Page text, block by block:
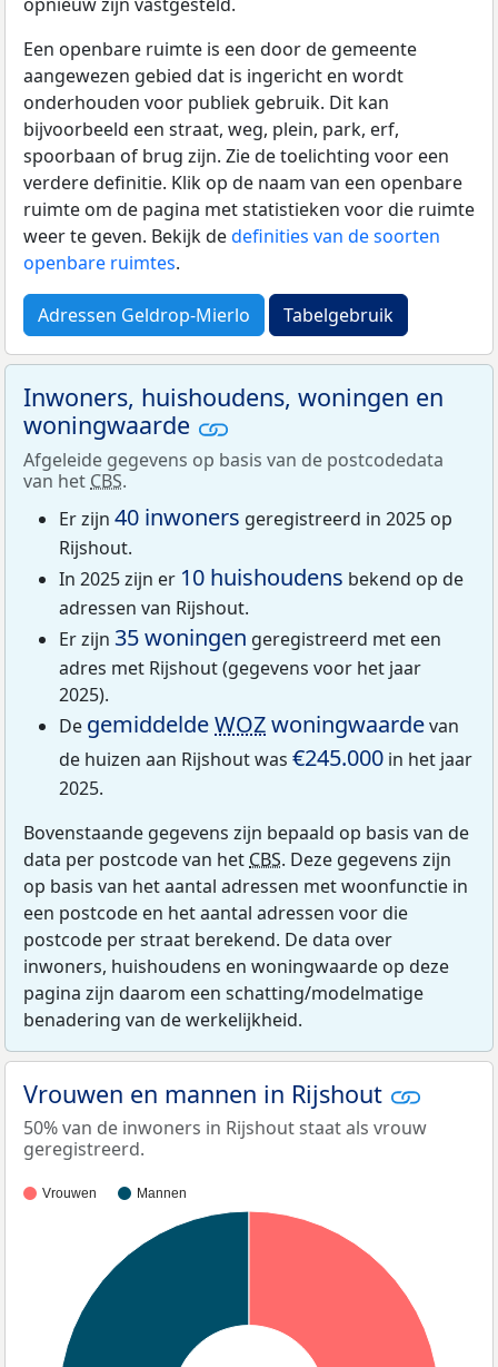
Een openbare ruimte is een door de gemeente
aangewezen gebied dat is ingericht en wordt
onderhouden voor publiek gebruik. Dit kan
bijvoorbeeld een straat, weg, plein, park, erf,
spoorbaan of brug zijn. Zie de toelichting voor een
verdere definitie. Klik op de naam van een openbare
ruimte om de pagina met statistieken voor die ruimte
weer te geven. Bekijk dedefinities van de soorten
openbare ruimtes.
Adressen Geldrop-Mierlo Tabelgebruik
Inwoners, huishoudens, woningen en
woningwaarde
Afgeleide gegevens op basis van de postcodedata
van het CBS.
Er zijn 40 inwoners geregistreerd in 2025 op
Rijshout.
In 2025 zijn er 10 huishoudens bekend op de
adressen van Rijshout.
Er zijn 35 woningen geregistreerd met een
adres met Rijshout (gegevens voor het jaar
2025).
De gemiddeldeWOZwoningwaardevan
de huizen aan Rijshout was €245.000 in het jaar
2025.
Bovenstaande gegevens zijn bepaald op basis van de
data per postcode van het CBS. Deze gegevens zijn
op basis van het aantal adressen met woonfunctie in
een postcode en het aantal adressen voor die
postcode per straat berekend. De data over
inwoners, huishoudens en woningwaarde op deze
pagina zijn daarom een schatting/modelmatige
benadering van de werkelijkheid.
Vrouwen en mannen in Rijshout
50% van de inwoners in Rijshout staat als vrouw
geregistreerd.
Vrouwen Mannen